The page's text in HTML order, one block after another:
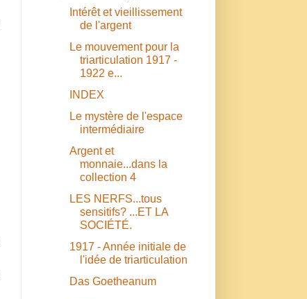
Intérêt et vieillissement
de l'argent
Le mouvement pour la
triarticulation 1917 -
1922 e...
INDEX
Le mystère de l'espace
intermédiaire
Argent et
monnaie...dans la
collection 4
LES NERFS...tous
sensitifs? ...ET LA
SOCIÉTÉ.
1917 - Année initiale de
l'idée de triarticulation
Das Goetheanum